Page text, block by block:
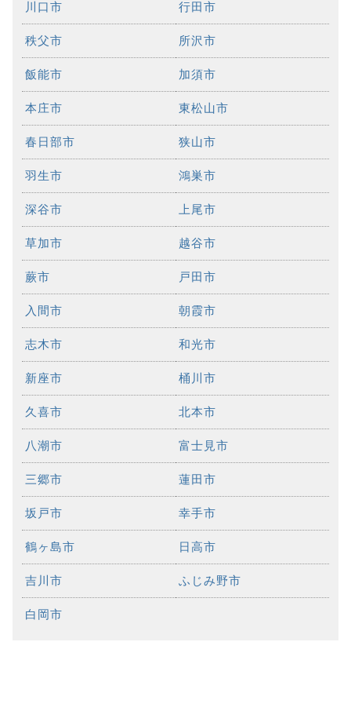
川口市 行田市
秩父市 所沢市
飯能市 加須市
本庄市 東松山市
春日部市 狭山市
羽生市 鴻巣市
深谷市 上尾市
草加市 越谷市
蕨市 戸田市
入間市 朝霞市
志木市 和光市
新座市 桶川市
久喜市 北本市
八潮市 富士見市
三郷市 蓮田市
坂戸市 幸手市
鶴ヶ島市 日高市
吉川市 ふじみ野市
白岡市